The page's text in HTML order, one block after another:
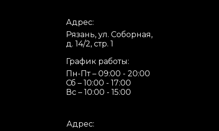
Рязань, ул. Соборная,
д. 14/2, стр. 1
Адрес:
График работы:
Пн-Пт – 09:00 - 20:00
Сб – 10:00 - 17:00
Вс – 10:00 - 15:00
Адрес: